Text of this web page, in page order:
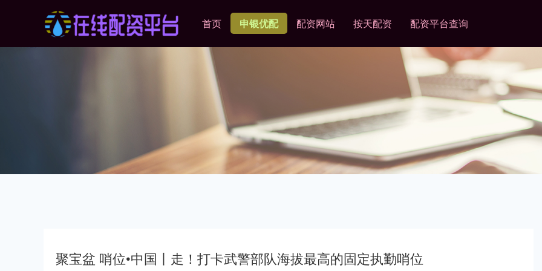
首页 申银优配 配资网站 按天配资 配资平台查询
聚宝盆 哨位•中国丨走！打卡武警部队海拔最高的固定执勤哨位